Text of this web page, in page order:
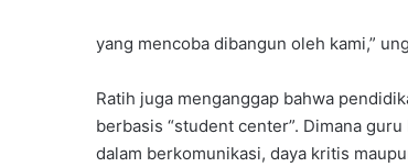
yang mencoba dibangun oleh kami,”
Ratih juga menganggap bahwa
berbasis “student center”. Dimana
dalam berkomunikasi, daya kritis